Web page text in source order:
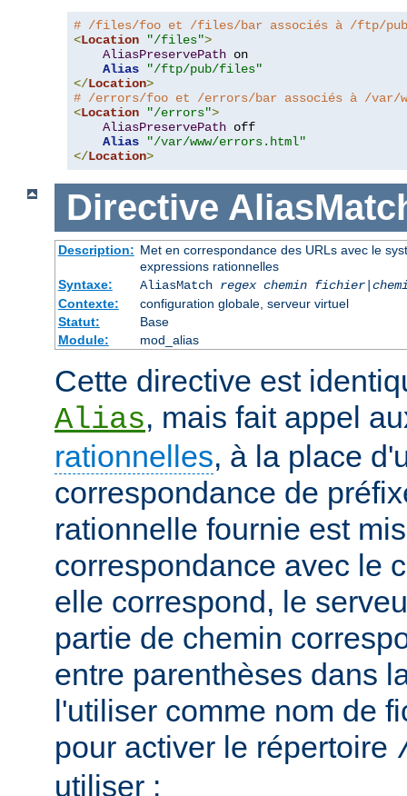
# /files/foo et /files/bar associés à /ftp/
<Location "/files">
AliasPreservePath on
Alias
"/ftp/pub/files"
</Location>
# /errors/foo et /errors/bar associés à /var/
<Location "/errors">
AliasPreservePath off
Alias
"/var/www/errors.html"
</Location>
Directive
Description: Met en correspondance des URLs avec le
expressions rationnelles
Syntaxe:
AliasMatch regex chemin fichier|
Contexte:
configuration globale, serveur virtuel
Statut:
Base
Module:
mod_alias
Cette directive est
Alias, mais fait appel
rationnelles, à la place
correspondance de
rationnelle fournie est
correspondance avec le
elle correspond, le
partie de chemin
entre parenthèses dans
l'utiliser comme nom de
pour activer le répertoire
utiliser :